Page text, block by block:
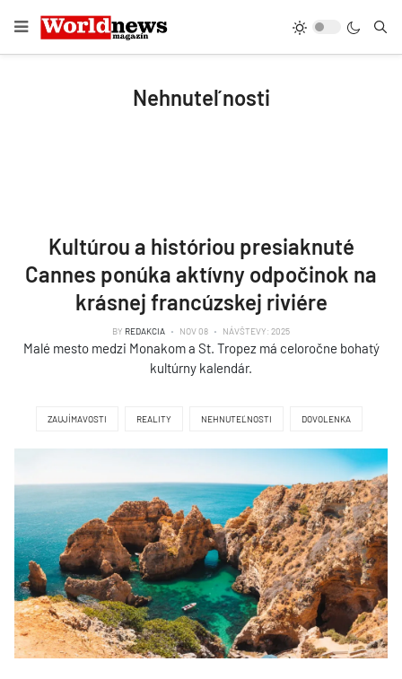
Nehnuteľnosti
Kultúrou a históriou presiaknuté
Cannes ponúka aktívny odpočinok na
krásnej francúzskej riviére
BY REDAKCIA NOV 08 NÁVŠTEVY: 2025
Malé mesto medzi Monakom a St. Tropez má celoročne bohatý
kultúrny kalendár.
ZAUJÍMAVOSTI REALITY NEHNUTEĽNOSTI DOVOLENKA